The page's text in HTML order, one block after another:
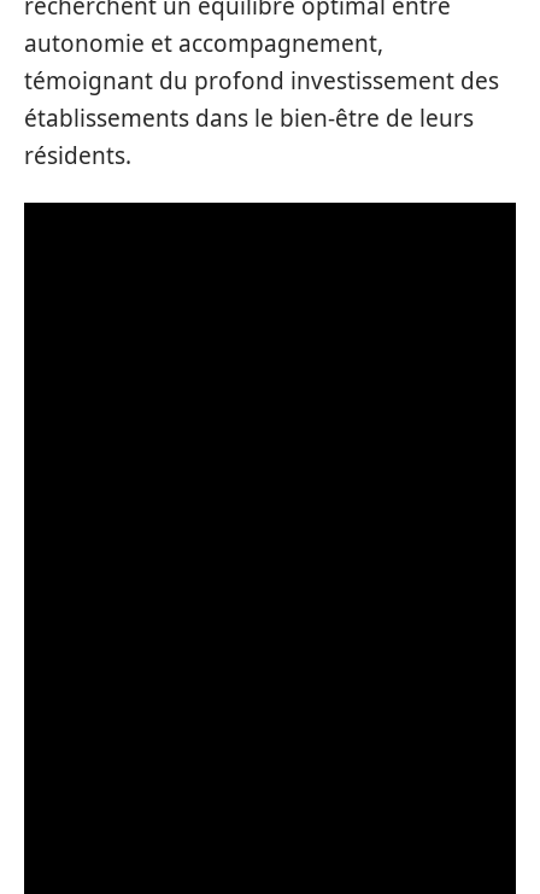
recherchent un équilibre optimal entre
autonomie et accompagnement,
témoignant du profond investissement des
établissements dans le bien-être de leurs
résidents.